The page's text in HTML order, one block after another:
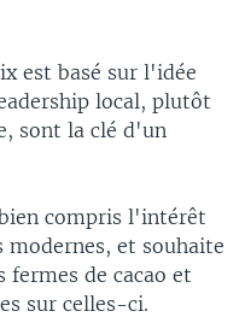
est basé sur l'idée
local, plutôt
sont la clé d'un
compris l'intérêt
et souhaite
fermes de cacao et
sur celles-ci.